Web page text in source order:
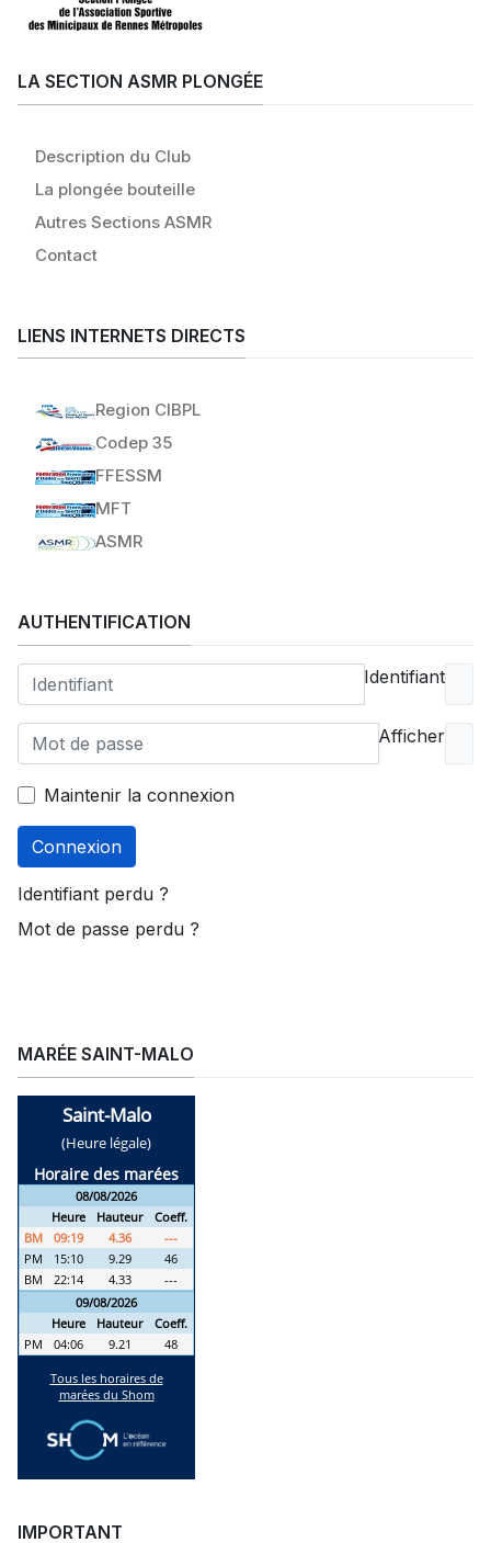
LA SECTION ASMR PLONGÉE
Description du Club
La plongée bouteille
Autres Sections ASMR
Contact
LIENS INTERNETS DIRECTS
Region CIBPL
Codep 35
FFESSM
MFT
ASMR
AUTHENTIFICATION
Identifiant
Afficher
Maintenir la connexion
Connexion
Identifiant perdu ?
Mot de passe perdu ?
MARÉE SAINT-MALO
IMPORTANT